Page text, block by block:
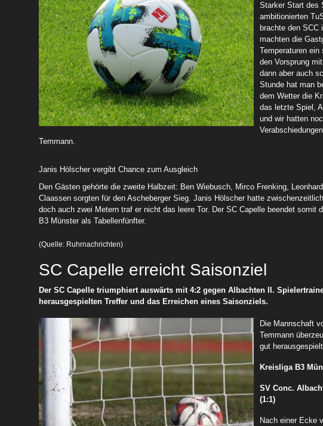
Starker Start des
ambitionierten
brachte den SCC
machten die
Temperaturen
den Vorsprung
dann aber auch
Stunde hat man
dem Wetter die
das letzte Spiel,
und wir hatten
Temmann.
Janis Hölscher vergibt Chance zum Ausgleich
Den Gästen gehörte die zweite Halbzeit: Ben Wiebusch, Mirco Frenking,
Claassen sorgten für den Ascheberger Sieg. Janis Hölscher hatte
doch auch zwei Metern traf er nicht das leere Tor. Der SC Capelle beendet somit
B3 Münster als Tabellenfünfter.
(Quelle: Ruhrnachrichten)
SC Capelle erreicht Saisonziel
Der SC Capelle triumphiert auswärts mit 4:2 gegen Albachten II.
herausgespielten Treffer und das Erreichen eines Saisonziels.
Die Mannschaft
Temmann
gut
Kreisliga B3
SV Conc.
(1:1)
Nach einer Ecke